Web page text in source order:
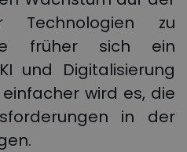
Technologien zu
früher sich ein
und Digitalisierung
wird es, die
in der